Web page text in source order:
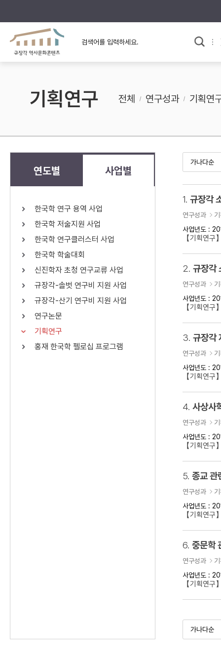
규장각의 어제와 오늘
규장각 소개영상
사료와 문학으로 본
고대
조선 후기
근대
검색 연산자 사용안내
연산자
AND
OR 정조 OR 정약용 “정조” 또는 “
료를 검색
기획연구 전체 연구성과 기획연
연도별 사업별
한국학 연구 용역 사업
한국학 저술지원 사업
한국학 연구클러스터 사업
한국학 학술대회
신진학자 초청 연구교류 사업
규장각-솔벗 연구비 지원 사업
규장각-산기 연구비 지원 사업
연구논문
기획연구
홍재 한국학 펠로십 프로그램
1. 규장각
연구성과
사업년도 :
【기획
2. 규장각
연구성과
사업년도 :
【기획
3. 규장각
연구성과
사업년도 :
【기획연
4. 사상사
연구성과
사업년도 :
【기획연
5. 종교 관
연구성과
사업년도 :
【기획연
6. 중문학
연구성과
사업년도 :
【기획